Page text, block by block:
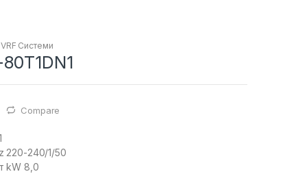
VRF Системи
Compare
220-240/1/50
kW 8,0